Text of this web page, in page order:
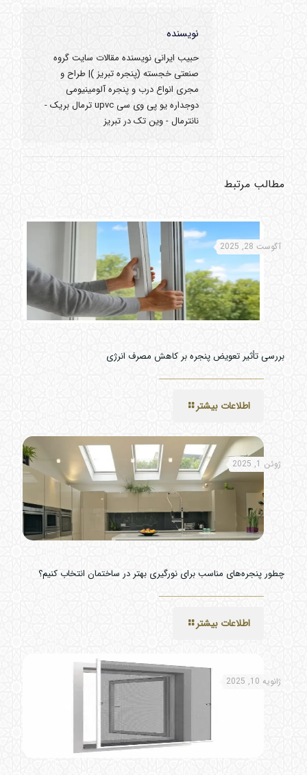
نویسنده
حبیب ایرانی نویسنده مقالات سایت گروه
صنعتی خجسته (پنجره تبریز )| طراح و
مجری انواع درب و پنجره آلومینیومی
دوجداره یو پی وی سی upvc ترمال بریک -
نانترمال - وین تک در تبریز
مطالب مرتبط
آگوست 28, 2025
بررسی تأثیر تعویض پنجره بر کاهش مصرف انرژی
اطلاعات بیشتر
ژوئن 1, 2025
چطور پنجره‌های مناسب برای نورگیری بهتر در ساختمان انتخاب کنیم؟
اطلاعات بیشتر
ژانویه 10, 2025